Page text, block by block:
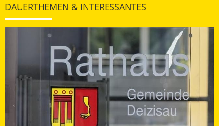
DAUERTHEMEN & INTERESSANTES